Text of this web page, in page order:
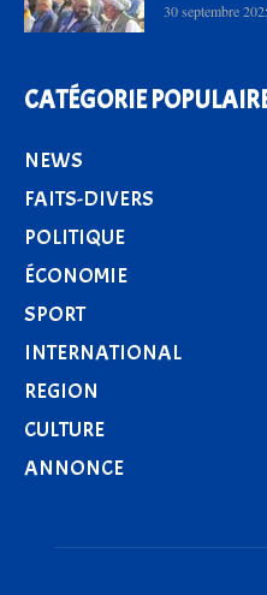
30 septembre
CATÉGORIE
NEWS
FAITS-DIVERS
POLITIQUE
ÉCONOMIE
SPORT
INTERNATIONAL
REGION
CULTURE
ANNONCE